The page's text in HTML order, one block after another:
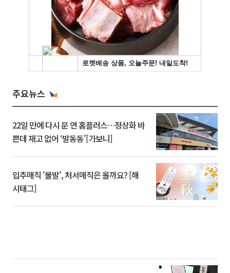
주요뉴스
22일 만에 다시 문 연 홈플러스…정상화 바
쁜데 재고 없어 ‘발동동’[가보니]
입추매직 '불발', 처서매직은 올까요? [해
시태그]